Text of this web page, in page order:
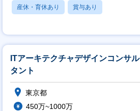
産休・育休あり 賞与あり
ITアーキテクチャデザインコンサル
タント
東京都
450万~1000万